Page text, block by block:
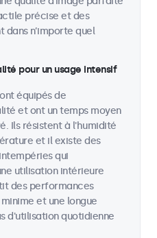
précise et des
dans n’importe quel
pour un usage intensif
équipés de
et ont un temps moyen
Ils résistent à l'humidité
et il existe des
qui
utilisation intérieure
des performances
et une longue
d'utilisation quotidienne